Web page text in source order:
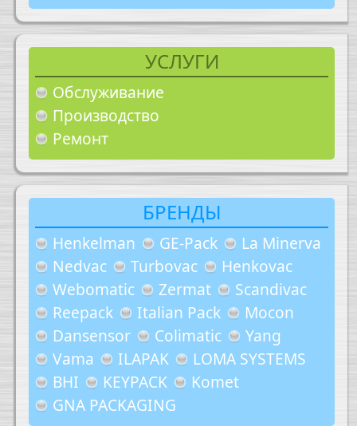
УСЛУГИ
Обслуживание
Производство
Ремонт
БРЕНДЫ
Henkelman GE-Pack
La Minerva
Nedvac
Turbovac
Henkovac
Webomatic
Zermat
Scandivac
Reepack
Italian Pack
Mocon
Dansensor
Colimatic
Yang
Vama
ILAPAK
LOMA SYSTEMS
BHI
KEYPACK
Komet
GNA PACKAGING